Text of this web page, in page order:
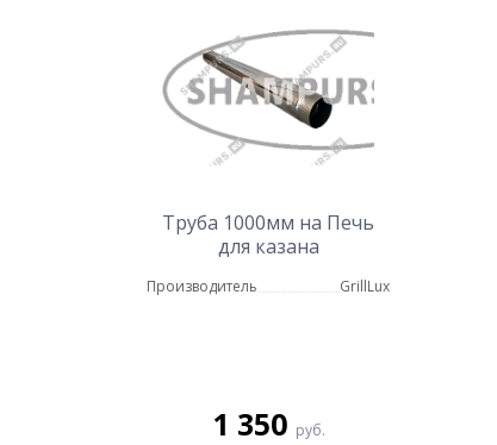
Труба 1000мм на Печь
для казана
Производитель GrillLux
1 350 руб.